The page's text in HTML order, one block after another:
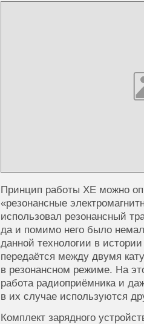
Принцип работы XE можно
«резонансные
использовал резонансный
да и помимо него было
данной технологии в
передаётся между двумя
в резонансном режиме. На
работа радиоприёмника и
в их случае используются
Комплект зарядного